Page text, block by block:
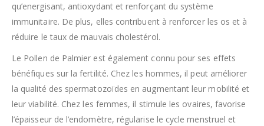
qu’energisant, antioxydant et renforçant du système
immunitaire. De plus, elles contribuent à renforcer les os et à
réduire le taux de mauvais cholestérol.
Le Pollen de Palmier est également connu pour ses effets
bénéfiques sur la fertilité. Chez les hommes, il peut améliorer
la qualité des spermatozoïdes en augmentant leur mobilité et
leur viabilité. Chez les femmes, il stimule les ovaires, favorise
l’épaisseur de l’endomètre, régularise le cycle menstruel et